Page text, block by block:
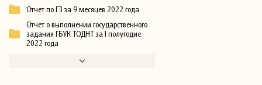
Отчет по ГЗ за 9 месяцев 2022 года
Отчет о выполнении государственного
задания ГБУК ТОДНТ за I полугодие
2022 года